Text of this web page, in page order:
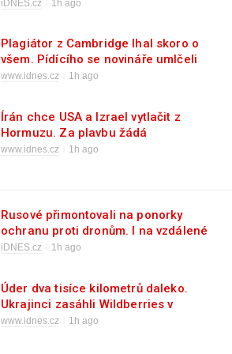
iDNES.cz 1h ago
Plagiátor z Cambridge lhal skoro o
všem. Pídícího se novináře umlčeli
www.idnes.cz 1h ago
Írán chce USA a Izrael vytlačit z
Hormuzu. Za plavbu žádá
kompenzace
www.idnes.cz 1h ago
Rusové přimontovali na ponorky
ochranu proti dronům. I na vzdálené
Kamčatce
iDNES.cz 1h ago
Úder dva tisíce kilometrů daleko.
Ukrajinci zasáhli Wildberries v
Jekatěrinburgu
www.idnes.cz 1h ago